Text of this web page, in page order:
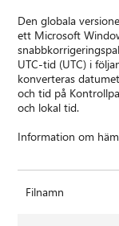
Den globala
ett Microsoft
UTC-tid (UTC) i
konverteras
och tid på
och lokal tid.
Information om
Filnamn